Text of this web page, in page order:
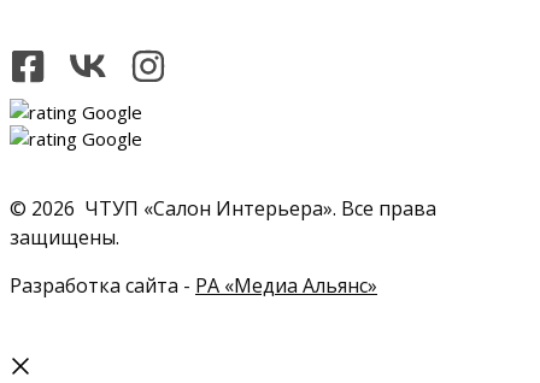
© 2026 ЧТУП «Салон Интерьера». Все права
защищены.
Разработка сайта - РА «Медиа Альянс»